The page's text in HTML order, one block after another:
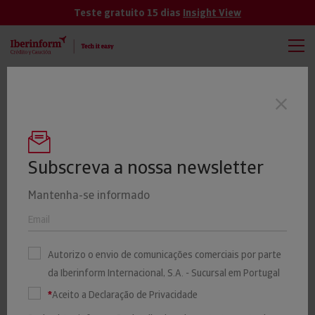
Teste gratuito 15 dias Insight View
Últimas notícias
22% das empresas não têm
estratégias para lidar com
mudanças económicas
imprevistas
Subscreva a nossa newsletter
Mantenha-se informado
Autorizo o envio de comunicações comerciais por parte
da Iberinform Internacional, S.A. - Sucursal em Portugal
*Aceito a Declaração de Privacidade